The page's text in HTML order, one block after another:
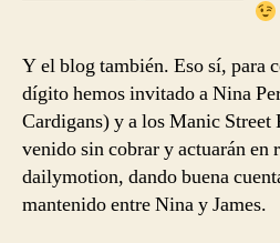
Y el blog también. Eso sí, para
dígito hemos invitado a Nina
Cardigans) y a los Manic Street
venido sin cobrar y actuarán en
dailymotion, dando buena
mantenido entre Nina y James.